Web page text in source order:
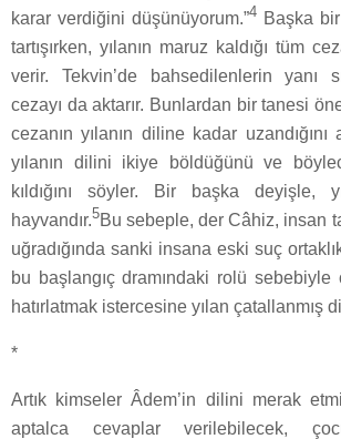
karar verdiğini düşünüyorum.”4 Başka
tartışırken, yılanın maruz kaldığı tüm
verir. Tekvin’de bahsedilenlerin yanı
cezayı da aktarır. Bunlardan bir tanesi
cezanın yılanın diline kadar uzandığını
yılanın dilini ikiye böldüğünü ve
kıldığını söyler. Bir başka
hayvandır.5Bu sebeple, der Câhiz, insan
uğradığında sanki insana eski suç
bu başlangıç dramındaki rolü sebebiyle
hatırlatmak istercesine yılan çatallanmış
*
Artık kimseler Âdem’in dilini merak
aptalca cevaplar verilebilecek,